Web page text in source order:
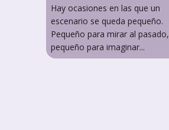
Hay ocasiones en las que un
escenario se queda pequeño.
Pequeño para mirar al pasado,
pequeño para imaginar...